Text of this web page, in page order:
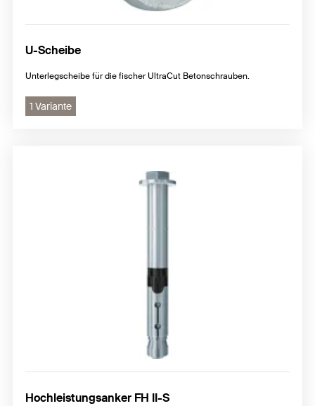
U-Scheibe
Unterlegscheibe für die fischer UltraCut Betonschrauben.
1 Variante
Hochleistungsanker FH II-S